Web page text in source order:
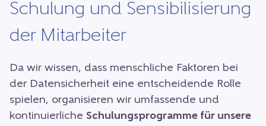
Schulung und Sensibilisierung
der Mitarbeiter
Da wir wissen, dass menschliche Faktoren bei
der Datensicherheit eine entscheidende Rolle
spielen, organisieren wir umfassende und
kontinuierliche Schulungsprogramme für unsere